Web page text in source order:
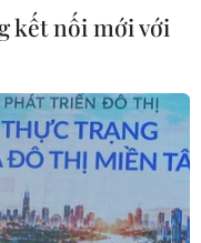
kết nối mới với